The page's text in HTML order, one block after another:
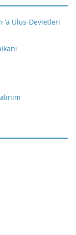
‘a Ulus-Devletleri